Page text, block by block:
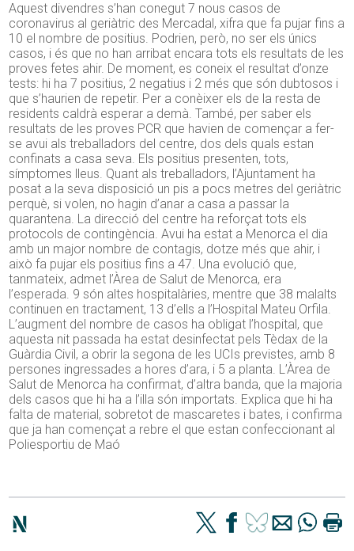
Aquest divendres s’han conegut 7 nous casos de
coronavirus al geriàtric des Mercadal, xifra que fa pujar fins a
10 el nombre de positius. Podrien, però, no ser els únics
casos, i és que no han arribat encara tots els resultats de les
proves fetes ahir. De moment, es coneix el resultat d’onze
tests: hi ha 7 positius, 2 negatius i 2 més que són dubtosos i
que s’haurien de repetir. Per a conèixer els de la resta de
residents caldrà esperar a demà. També, per saber els
resultats de les proves PCR que havien de començar a fer-
se avui als treballadors del centre, dos dels quals estan
confinats a casa seva. Els positius presenten, tots,
símptomes lleus. Quant als treballadors, l’Ajuntament ha
posat a la seva disposició un pis a pocs metres del geriàtric
perquè, si volen, no hagin d’anar a casa a passar la
quarantena. La direcció del centre ha reforçat tots els
protocols de contingència. Avui ha estat a Menorca el dia
amb un major nombre de contagis, dotze més que ahir, i
això fa pujar els positius fins a 47. Una evolució que,
tanmateix, admet l’Àrea de Salut de Menorca, era
l’esperada. 9 són altes hospitalàries, mentre que 38 malalts
continuen en tractament, 13 d’ells a l’Hospital Mateu Orfila.
L’augment del nombre de casos ha obligat l’hospital, que
aquesta nit passada ha estat desinfectat pels Tèdax de la
Guàrdia Civil, a obrir la segona de les UCIs previstes, amb 8
persones ingressades a hores d’ara, i 5 a planta. L’Àrea de
Salut de Menorca ha confirmat, d’altra banda, que la majoria
dels casos que hi ha a l’illa són importats. Explica que hi ha
falta de material, sobretot de mascaretes i bates, i confirma
que ja han començat a rebre el que estan confeccionant al
Poliesportiu de Maó